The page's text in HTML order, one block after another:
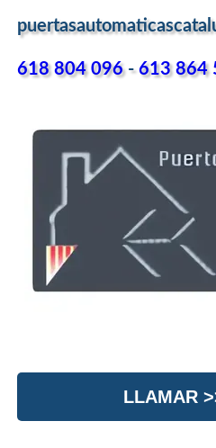
618 804 096-613 864
LLAMAR